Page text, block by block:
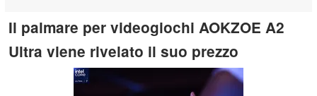
Il palmare per videogiochi AOKZOE A2
Ultra viene rivelato il suo prezzo